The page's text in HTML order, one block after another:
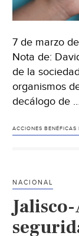
7 de marzo
Nota de:
de la
organismos
decálogo de
ACCIONES BENÉFICAS
NACIONAL